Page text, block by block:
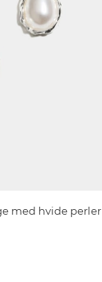
med hvide perler